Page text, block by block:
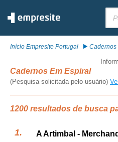
Início Empresite Portugal Cadernos
Cadernos Em Espiral
(Pesquisa solicitada pelo usuário)
1200 resultados de busca
A Artimbal -